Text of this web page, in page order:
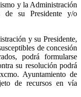
y la Administración
su Presidente y/o
y su Presidente,
de concesión
podrá formularse
su resolución podrá
Ayuntamiento de
de recursos en vía